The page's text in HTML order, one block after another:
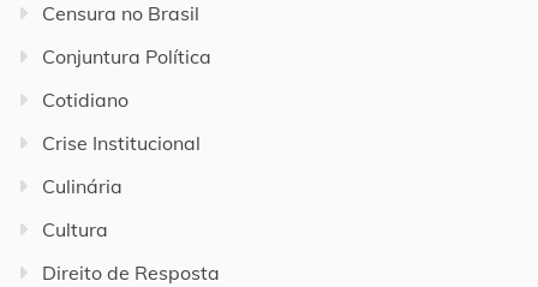
Censura no Brasil
Conjuntura Política
Cotidiano
Crise Institucional
Culinária
Cultura
Direito de Resposta